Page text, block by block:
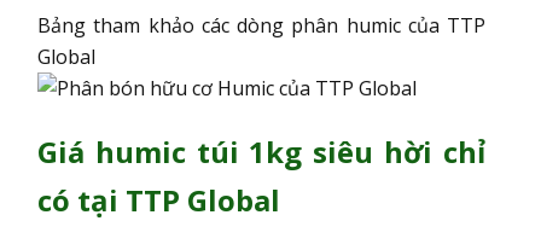
Bảng tham khảo các dòng phân humic của TTP
Global
Giá humic túi 1kg siêu hời chỉ
có tại TTP Global